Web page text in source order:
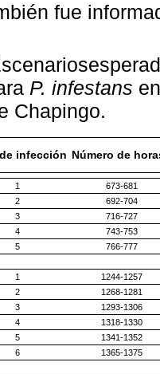
fue
P. infestans
Chapingo.
infección Número de
1
673-681
2
692-704
3
716-727
4
743-753
5
766-777
1
1244-1257
2
1268-1281
3
1293-1306
4
1318-1330
5
1341-1352
6
1365-1375